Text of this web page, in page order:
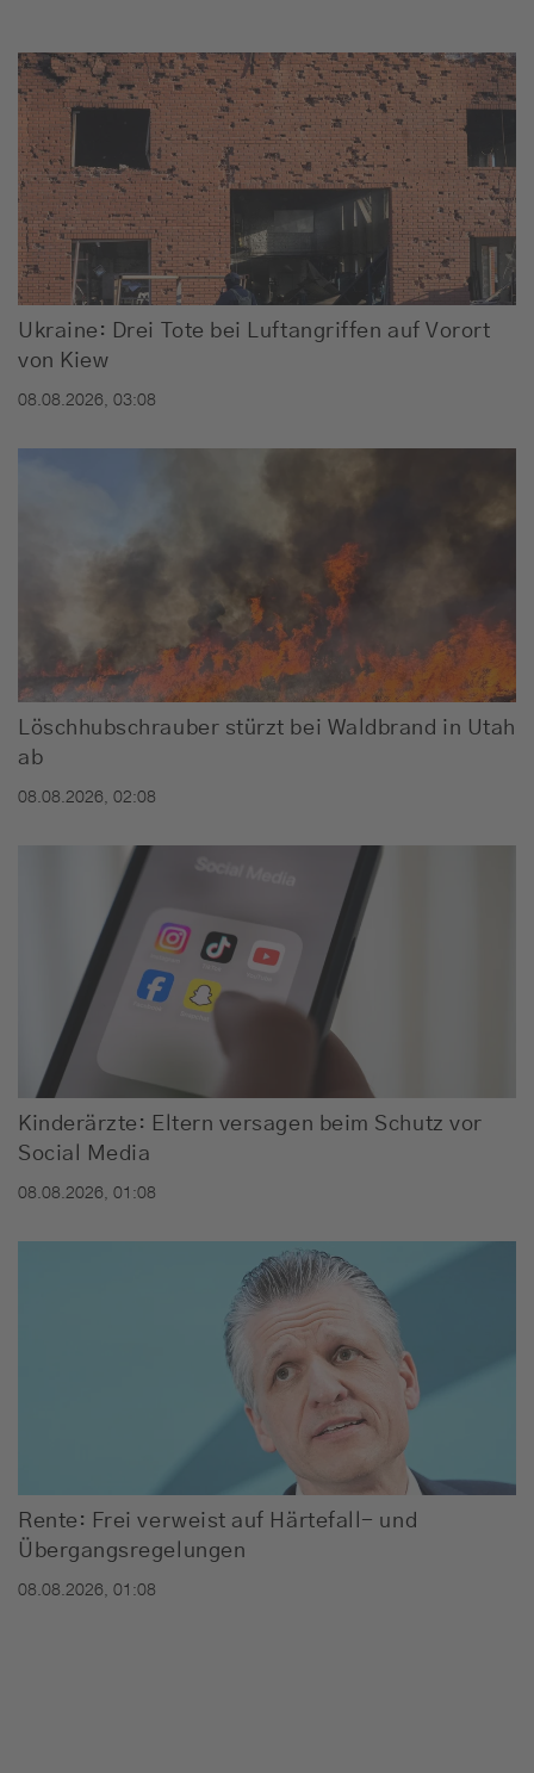
Ukraine: Drei Tote bei Luftangriffen auf Vorort
von Kiew
08.08.2026, 03:08
Löschhubschrauber stürzt bei Waldbrand in Utah
ab
08.08.2026, 02:08
Kinderärzte: Eltern versagen beim Schutz vor
Social Media
08.08.2026, 01:08
Rente: Frei verweist auf Härtefall- und
Übergangsregelungen
08.08.2026, 01:08